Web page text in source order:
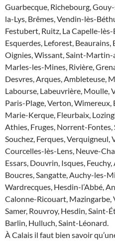
Guarbecque, Richebourg,
la-Lys, Brêmes, Vendin-lès-
Festubert, Ruitz, La Capelle-
Esquerdes, Leforest,
Oignies, Wissant, Saint-Martin-
Marles-les-Mines, Rivière,
Desvres, Arques, Ambleteuse,
Labourse, Labeuvrière, Moulle,
Paris-Plage, Verton,
Marie-Kerque, Fleurbaix,
Athies, Fruges, Norrent-Fontes,
Souchez, Ferques,
Courcelles-lès-Lens, Neuve-
Essars, Douvrin, Isques,
Boucres, Sangatte, Auchy-les-
Wardrecques, Hesdin-l’Abbé,
Calonne-Ricouart, Mazingarbe,
Samer, Rouvroy, Hesdin,
Barlin, Hulluch, Saint-Léonard.
À Calais il faut bien savoir